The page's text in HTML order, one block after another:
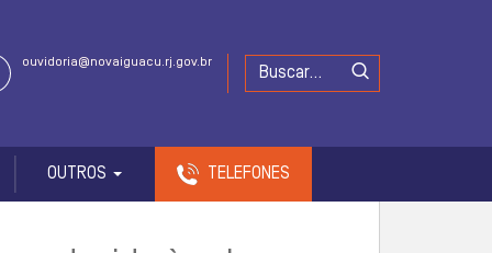
ouvidoria@novaiguacu.rj.gov.br
OUTROS TELEFONES